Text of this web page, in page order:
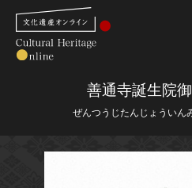
さらに詳
善通寺誕生院
ぜんつうじたんじょういん